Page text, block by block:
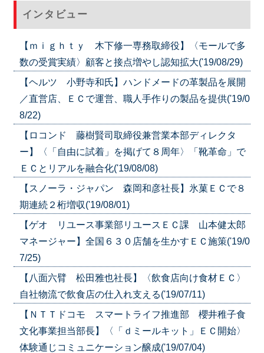
インタビュー
【ｍｉｇｈｔｙ 木下修一専務取締役】〈モールで多
数の受賞実績〉顧客と接点増やし認知拡大('19/08/29)
【ヘルツ 小野寺和氏】ハンドメードの革製品を展開
／直営店、ＥＣで運営、職人手作りの製品を提供('19/0
8/22)
【ロコンド 藤樹賢司取締役兼営業本部ディレクタ
ー】〈「自由に試着」を掲げて８周年〉「靴革命」で
ＥＣとリアルを融合化('19/08/08)
【スノーラ・ジャパン 森岡和彦社長】氷菓ＥＣで８
期連続２桁増収('19/08/01)
【ゲオ リユース事業部リユースＥＣ課 山本健太郎
マネージャー】全国６３０店舗を生かすＥＣ施策('19/0
7/25)
【八面六臂 松田雅也社長】〈飲食店向け食材ＥＣ〉
自社物流で飲食店の仕入れ支える('19/07/11)
【ＮＴＴドコモ スマートライフ推進部 櫻井稚子食
文化事業担当部長】〈「ｄミールキット」ＥＣ開始〉
体験通じコミュニケーション醸成('19/07/04)